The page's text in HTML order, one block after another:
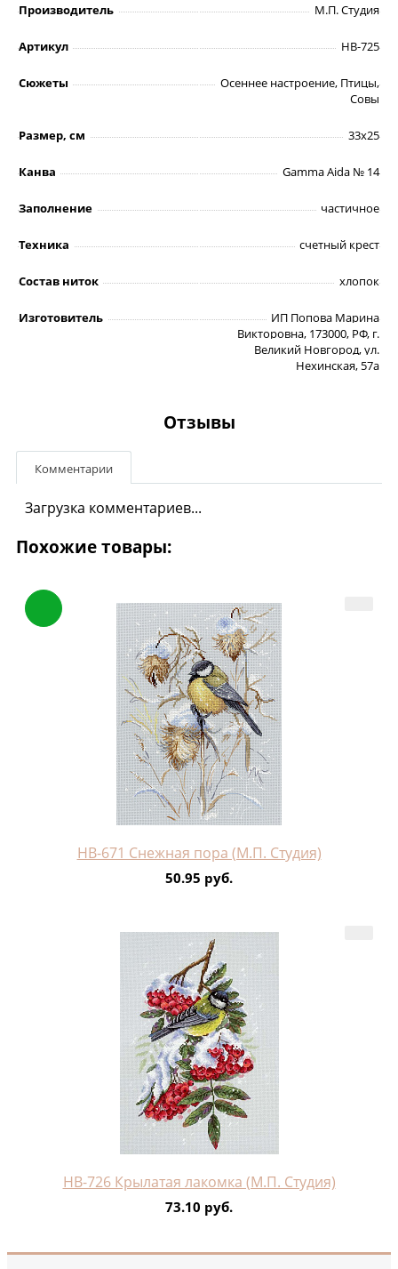
Производитель М.П. Студия
Артикул НВ-725
Сюжеты
Осеннее настроение, Птицы,
Совы
Размер, см 33х25
Канва Gamma Aida № 14
Заполнение частичное
Техника счетный крест
Состав ниток хлопок
Изготовитель
ИП Попова Марина
Викторовна, 173000, РФ, г.
Великий Новгород, ул.
Нехинская, 57а
Отзывы
Комментарии
Загрузка комментариев...
Похожие товары:
НВ-671 Снежная пора (М.П. Студия)
50.95 руб.
НВ-726 Крылатая лакомка (М.П. Студия)
73.10 руб.